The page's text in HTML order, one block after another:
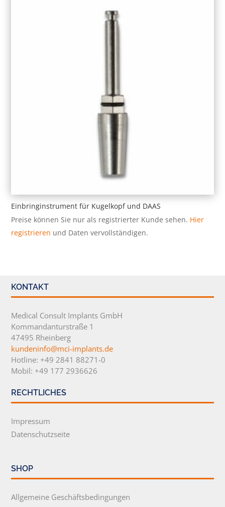
Einbringinstrument für Kugelkopf und DAAS
Preise können Sie nur als registrierter Kunde sehen. Hier
registrieren und Daten vervollständigen.
KONTAKT
Medical Consult Implants GmbH
Kommandanturstraße 1
47495 Rheinberg
kundeninfo@mci-implants.de
Hotline: +49 2841 88271-0
Mobil: +49 177 2936626
RECHTLICHES
Impressum
Datenschutzseite
SHOP
Allgemeine Geschäftsbedingungen